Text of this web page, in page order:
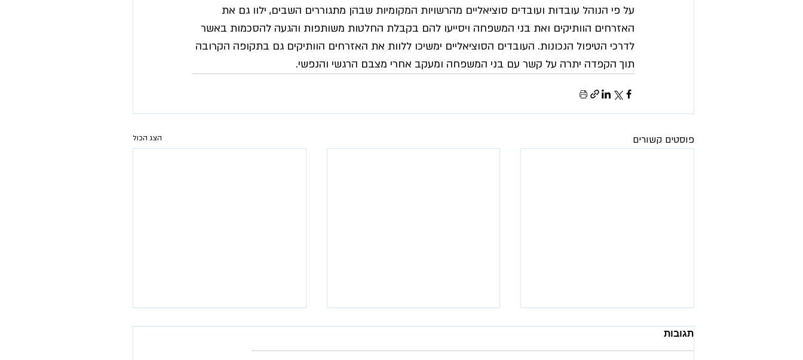
על פי הנוהל עובדות ועובדים סוציאליים מהרשויות המקומיות שבהן מתגוררים השבים, ילוו גם את
האזרחים הוותיקים ואת בני המשפחה ויסייעו להם בקבלת החלטות משותפות והגעה להסכמות באשר
לדרכי הטיפול הנכונות. העובדים הסוציאליים ימשיכו ללוות את האזרחים הוותיקים גם בתקופה הקרובה
תוך הקפדה יתרה על קשר עם בני המשפחה ומעקב אחרי מצבם הרגשי והנפשי.
פוסטים קשורים הצג הכול
משרד הרווחה מסכם שנת
עדיין מפונים מבתיהם
תגובות